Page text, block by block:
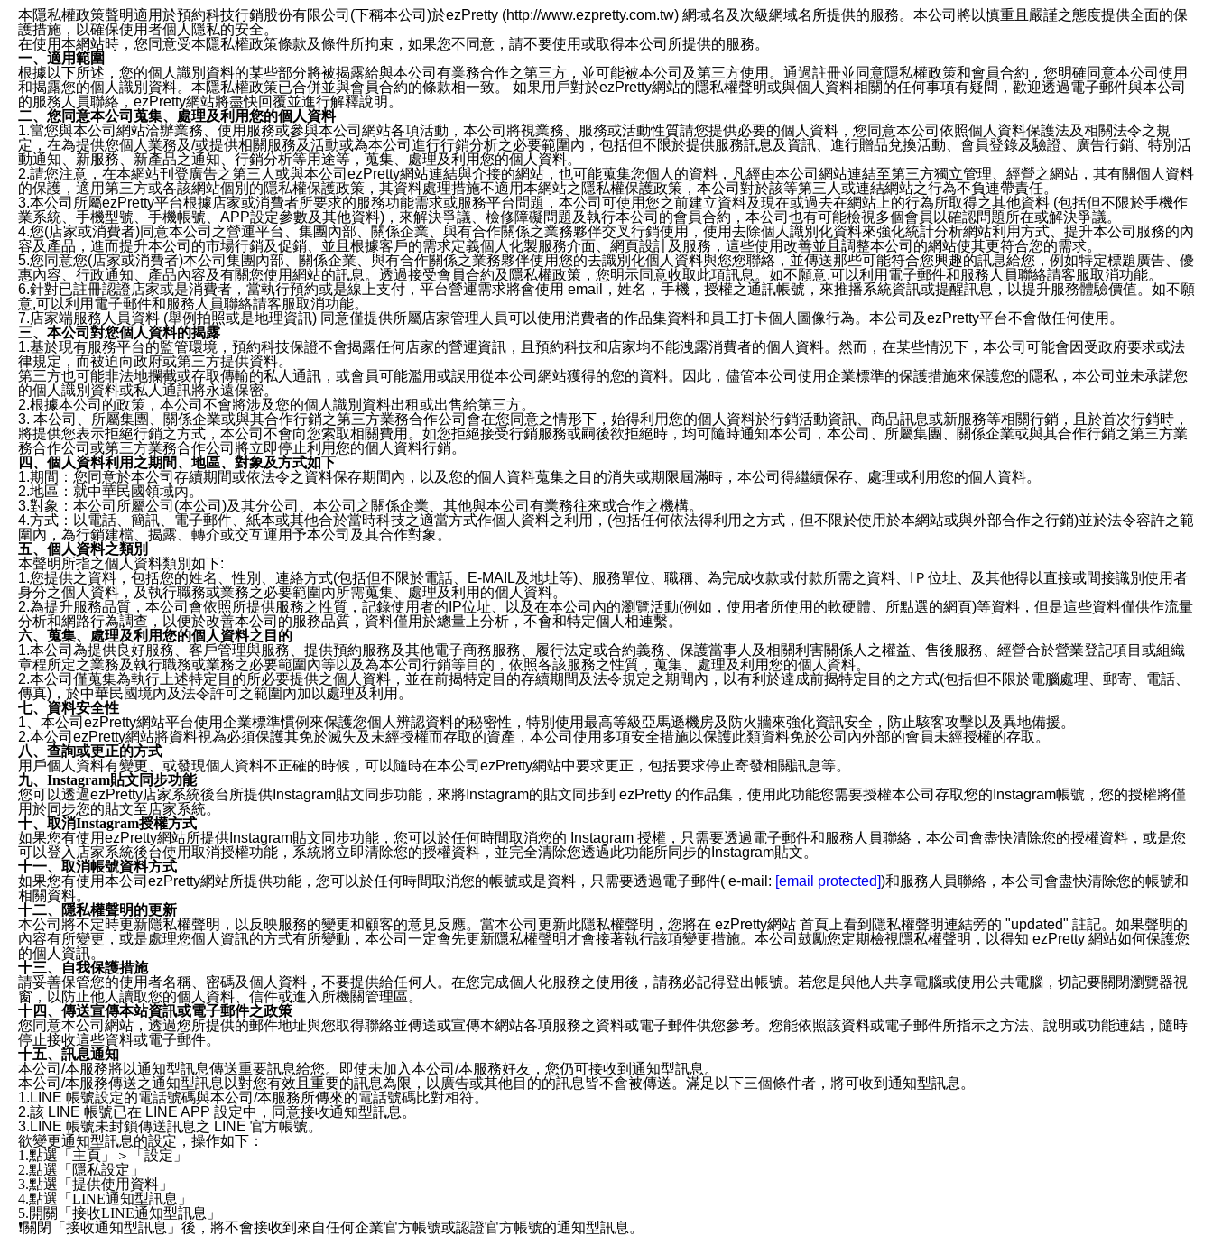
本隱私權政策聲明適用於預約科技行銷股份有限公司(下稱本公司)於ezPretty (http://www.ezpretty.com.tw) 網域名及次級網域名所提供的服務。本公司將以慎重且嚴謹之態度提供全面的保
護措施，以確保使用者個人隱私的安全。
在使用本網站時，您同意受本隱私權政策條款及條件所拘束，如果您不同意，請不要使用或取得本公司所提供的服務。
一、適用範圍
根據以下所述，您的個人識別資料的某些部分將被揭露給與本公司有業務合作之第三方，並可能被本公司及第三方使用。通過註冊並同意隱私權政策和會員合約，您明確同意本公司使用
和揭露您的個人識別資料。本隱私權政策已合併並與會員合約的條款相一致。 如果用戶對於ezPretty網站的隱私權聲明或與個人資料相關的任何事項有疑問，歡迎透過電子郵件與本公司
的服務人員聯絡，ezPretty網站將盡快回覆並進行解釋說明。
二、您同意本公司蒐集、處理及利用您的個人資料
1.當您與本公司網站洽辦業務、使用服務或參與本公司網站各項活動，本公司將視業務、服務或活動性質請您提供必要的個人資料，您同意本公司依照個人資料保護法及相關法令之規
定，在為提供您個人業務及/或提供相關服務及活動或為本公司進行行銷分析之必要範圍內，包括但不限於提供服務訊息及資訊、進行贈品兌換活動、會員登錄及驗證、廣告行銷、特別活
動通知、新服務、新產品之通知、行銷分析等用途等，蒐集、處理及利用您的個人資料。
2.請您注意，在本網站刊登廣告之第三人或與本公司ezPretty網站連結與介接的網站，也可能蒐集您個人的資料，凡經由本公司網站連結至第三方獨立管理、經營之網站，其有關個人資料
的保護，適用第三方或各該網站個別的隱私權保護政策，其資料處理措施不適用本網站之隱私權保護政策，本公司對於該等第三人或連結網站之行為不負連帶責任。
3.本公司所屬ezPretty平台根據店家或消費者所要求的服務功能需求或服務平台問題，本公司可使用您之前建立資料及現在或過去在網站上的行為所取得之其他資料 (包括但不限於手機作
業系統、手機型號、手機帳號、APP設定參數及其他資料)，來解決爭議、檢修障礙問題及執行本公司的會員合約，本公司也有可能檢視多個會員以確認問題所在或解決爭議。
4.您(店家或消費者)同意本公司之營運平台、集團內部、關係企業、與有合作關係之業務夥伴交叉行銷使用，使用去除個人識別化資料來強化統計分析網站利用方式、提升本公司服務的內
容及產品，進而提升本公司的市場行銷及促銷、並且根據客戶的需求定義個人化製服務介面、網頁設計及服務，這些使用改善並且調整本公司的網站使其更符合您的需求。
5.您同意您(店家或消費者)本公司集團內部、關係企業、與有合作關係之業務夥伴使用您的去識別化個人資料與您您聯絡，並傳送那些可能符合您興趣的訊息給您，例如特定標題廣告、優
惠內容、行政通知、產品內容及有關您使用網站的訊息。透過接受會員合約及隱私權政策，您明示同意收取此項訊息。如不願意,可以利用電子郵件和服務人員聯絡請客服取消功能。
6.針對已註冊認證店家或是消費者，當執行預約或是線上支付，平台營運需求將會使用 email，姓名，手機，授權之通訊帳號，來推播系統資訊或提醒訊息，以提升服務體驗價值。如不願
意,可以利用電子郵件和服務人員聯絡請客服取消功能。
7.店家端服務人員資料 (舉例拍照或是地理資訊) 同意僅提供所屬店家管理人員可以使用消費者的作品集資料和員工打卡個人圖像行為。本公司及ezPretty平台不會做任何使用。
三、本公司對您個人資料的揭露
1.基於現有服務平台的監管環境，預約科技保證不會揭露任何店家的營運資訊，且預約科技和店家均不能洩露消費者的個人資料。然而，在某些情況下，本公司可能會因受政府要求或法
律規定，而被迫向政府或第三方提供資料。
第三方也可能非法地攔截或存取傳輸的私人通訊，或會員可能濫用或誤用從本公司網站獲得的您的資料。因此，儘管本公司使用企業標準的保護措施來保護您的隱私，本公司並未承諾您
的個人識別資料或私人通訊將永遠保密。
2.根據本公司的政策，本公司不會將涉及您的個人識別資料出租或出售給第三方。
3. 本公司、所屬集團、關係企業或與其合作行銷之第三方業務合作公司會在您同意之情形下，始得利用您的個人資料於行銷活動資訊、商品訊息或新服務等相關行銷，且於首次行銷時，
將提供您表示拒絕行銷之方式，本公司不會向您索取相關費用。如您拒絕接受行銷服務或嗣後欲拒絕時，均可隨時通知本公司，本公司、所屬集團、關係企業或與其合作行銷之第三方業
務合作公司或第三方業務合作公司將立即停止利用您的個人資料行銷。
四、個人資料利用之期間、地區、對象及方式如下
1.期間：您同意於本公司存續期間或依法令之資料保存期間內，以及您的個人資料蒐集之目的消失或期限屆滿時，本公司得繼續保存、處理或利用您的個人資料。
2.地區：就中華民國領域內。
3.對象：本公司所屬公司(本公司)及其分公司、本公司之關係企業、其他與本公司有業務往來或合作之機構。
4.方式：以電話、簡訊、電子郵件、紙本或其他合於當時科技之適當方式作個人資料之利用，(包括任何依法得利用之方式，但不限於使用於本網站或與外部合作之行銷)並於法令容許之範
圍內，為行銷建檔、揭露、轉介或交互運用予本公司及其合作對象。
五、個人資料之類別
本聲明所指之個人資料類別如下:
1.您提供之資料，包括您的姓名、性別、連絡方式(包括但不限於電話、E-MAIL及地址等)、服務單位、職稱、為完成收款或付款所需之資料、IＰ位址、及其他得以直接或間接識別使用者
身分之個人資料，及執行職務或業務之必要範圍內所需蒐集、處理及利用的個人資料。
2.為提升服務品質，本公司會依照所提供服務之性質，記錄使用者的IP位址、以及在本公司內的瀏覽活動(例如，使用者所使用的軟硬體、所點選的網頁)等資料，但是這些資料僅供作流量
分析和網路行為調查，以便於改善本公司的服務品質，資料僅用於總量上分析，不會和特定個人相連繫。
六、蒐集、處理及利用您的個人資料之目的
1.本公司為提供良好服務、客戶管理與服務、提供預約服務及其他電子商務服務、履行法定或合約義務、保護當事人及相關利害關係人之權益、售後服務、經營合於營業登記項目或組織
章程所定之業務及執行職務或業務之必要範圍內等以及為本公司行銷等目的，依照各該服務之性質，蒐集、處理及利用您的個人資料。
2.本公司僅蒐集為執行上述特定目的所必要提供之個人資料，並在前揭特定目的存續期間及法令規定之期間內，以有利於達成前揭特定目的之方式(包括但不限於電腦處理、郵寄、電話、
傳真)，於中華民國境內及法令許可之範圍內加以處理及利用。
七、資料安全性
1、本公司ezPretty網站平台使用企業標準慣例來保護您個人辨認資料的秘密性，特別使用最高等級亞馬遜機房及防火牆來強化資訊安全，防止駭客攻擊以及異地備援。
2.本公司ezPretty網站將資料視為必須保護其免於滅失及未經授權而存取的資產，本公司使用多項安全措施以保護此類資料免於公司內外部的會員未經授權的存取。
八、查詢或更正的方式
用戶個人資料有變更、或發現個人資料不正確的時候，可以隨時在本公司ezPretty網站中要求更正，包括要求停止寄發相關訊息等。
九、Instagram貼文同步功能
您可以透過ezPretty店家系統後台所提供Instagram貼文同步功能，來將Instagram的貼文同步到 ezPretty 的作品集，使用此功能您需要授權本公司存取您的Instagram帳號，您的授權將僅
用於同步您的貼文至店家系統。
十、取消Instagram授權方式
如果您有使用ezPretty網站所提供Instagram貼文同步功能，您可以於任何時間取消您的 Instagram 授權，只需要透過電子郵件和服務人員聯絡，本公司會盡快清除您的授權資料，或是您
可以登入店家系統後台使用取消授權功能，系統將立即清除您的授權資料，並完全清除您透過此功能所同步的Instagram貼文。
十一、取消帳號資料方式
如果您有使用本公司ezPretty網站所提供功能，您可以於任何時間取消您的帳號或是資料，只需要透過電子郵件( e-mail: [email protected])和服務人員聯絡，本公司會盡快清除您的帳號和
相關資料。
十二、隱私權聲明的更新
本公司將不定時更新隱私權聲明，以反映服務的變更和顧客的意見反應。當本公司更新此隱私權聲明，您將在 ezPretty網站 首頁上看到隱私權聲明連結旁的 "updated" 註記。如果聲明的
內容有所變更，或是處理您個人資訊的方式有所變動，本公司一定會先更新隱私權聲明才會接著執行該項變更措施。本公司鼓勵您定期檢視隱私權聲明，以得知 ezPretty 網站如何保護您
的個人資訊。
十三、自我保護措施
請妥善保管您的使用者名稱、密碼及個人資料，不要提供給任何人。在您完成個人化服務之使用後，請務必記得登出帳號。若您是與他人共享電腦或使用公共電腦，切記要關閉瀏覽器視
窗，以防止他人讀取您的個人資料、信件或進入所機關管理區。
十四、傳送宣傳本站資訊或電子郵件之政策
您同意本公司網站，透過您所提供的郵件地址與您取得聯絡並傳送或宣傳本網站各項服務之資料或電子郵件供您參考。您能依照該資料或電子郵件所指示之方法、說明或功能連結，隨時
停止接收這些資料或電子郵件。
十五、訊息通知
本公司/本服務將以通知型訊息傳送重要訊息給您。即使未加入本公司/本服務好友，您仍可接收到通知型訊息。
本公司/本服務傳送之通知型訊息以對您有效且重要的訊息為限，以廣告或其他目的的訊息皆不會被傳送。滿足以下三個條件者，將可收到通知型訊息。
1.LINE 帳號設定的電話號碼與本公司/本服務所傳來的電話號碼比對相符。
2.該 LINE 帳號已在 LINE APP 設定中，同意接收通知型訊息。
3.LINE 帳號未封鎖傳送訊息之 LINE 官方帳號。
欲變更通知型訊息的設定，操作如下：
1.點選「主頁」＞「設定」
2.點選「隱私設定」
3.點選「提供使用資料」
4.點選「LINE通知型訊息」
5.開關「接收LINE通知型訊息」
❗️關閉「接收通知型訊息」後，將不會接收到來自任何企業官方帳號或認證官方帳號的通知型訊息。